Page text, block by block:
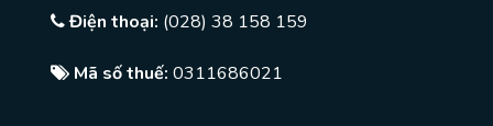
Điện thoại: (028) 38 158 159
Mã số thuế: 0311686021